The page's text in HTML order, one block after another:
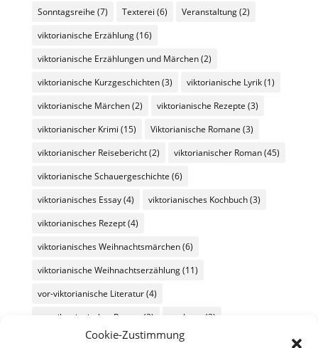
Cookie-Zustimmung
Sonntagsreihe (7) Texterei (6) Veranstaltung(2)
viktorianische Erzählung(16)
viktorianische Erzählungen und Märchen(2)
viktorianische Kurzgeschichten(3) viktorianische Lyrik(1)
viktorianische Märchen(2) viktorianische Rezepte (3)
viktorianischer Krimi (15) Viktorianische Romane (3)
viktorianischer Reisebericht(2) viktorianischer Roman(45)
viktorianische Schauergeschichte (6)
viktorianisches Essay(4) viktorianisches Kochbuch(3)
viktorianisches Rezept(4)
viktorianisches Weihnachtsmärchen(6)
viktorianische Weihnachtserzählung(11)
vor-viktorianische Literatur(4)
vor-viktorianischer Roman
(2) werbung
(2)
Wochenüberblick(26) Wochenübersicht